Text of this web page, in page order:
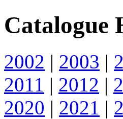
Catalogue
2002 | 2003 |
2011 | 2012 |
2020 | 2021 |